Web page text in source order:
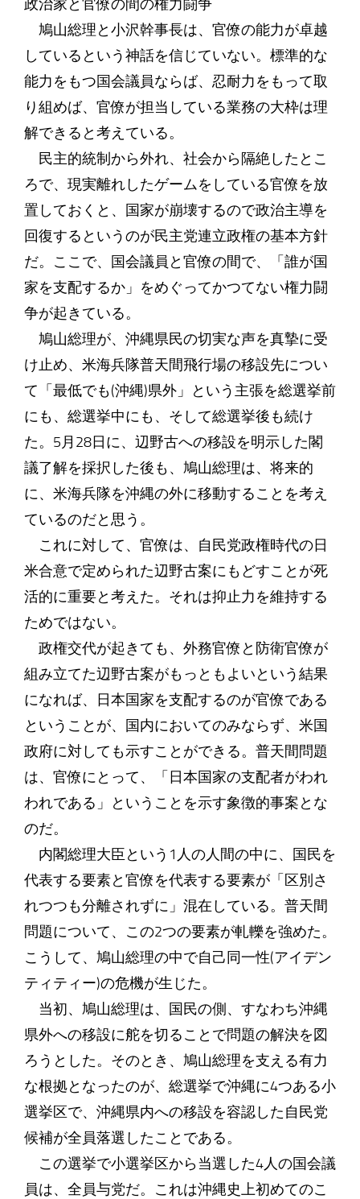
政治家と官僚の間の権力闘争
鳩山総理と小沢幹事長は、官僚の能力が卓越
しているという神話を信じていない。標準的な
能力をもつ国会議員ならば、忍耐力をもって取
り組めば、官僚が担当している業務の大枠は理
解できると考えている。
民主的統制から外れ、社会から隔絶したとこ
ろで、現実離れしたゲームをしている官僚を放
置しておくと、国家が崩壊するので政治主導を
回復するというのが民主党連立政権の基本方針
だ。ここで、国会議員と官僚の間で、「誰が国
家を支配するか」をめぐってかつてない権力闘
争が起きている。
鳩山総理が、沖縄県民の切実な声を真摯に受
け止め、米海兵隊普天間飛行場の移設先につい
て「最低でも(沖縄)県外」という主張を総選挙前
にも、総選挙中にも、そして総選挙後も続け
た。5月28日に、辺野古への移設を明示した閣
議了解を採択した後も、鳩山総理は、将来的
に、米海兵隊を沖縄の外に移動することを考え
ているのだと思う。
これに対して、官僚は、自民党政権時代の日
米合意で定められた辺野古案にもどすことが死
活的に重要と考えた。それは抑止力を維持する
ためではない。
政権交代が起きても、外務官僚と防衛官僚が
組み立てた辺野古案がもっともよいという結果
になれば、日本国家を支配するのが官僚である
ということが、国内においてのみならず、米国
政府に対しても示すことができる。普天間問題
は、官僚にとって、「日本国家の支配者がわれ
われである」ということを示す象徴的事案とな
のだ。
内閣総理大臣という1人の人間の中に、国民を
代表する要素と官僚を代表する要素が「区別さ
れつつも分離されずに」混在している。普天間
問題について、この2つの要素が軋轢を強めた。
こうして、鳩山総理の中で自己同一性(アイデン
ティティー)の危機が生じた。
当初、鳩山総理は、国民の側、すなわち沖縄
県外への移設に舵を切ることで問題の解決を図
ろうとした。そのとき、鳩山総理を支える有力
な根拠となったのが、総選挙で沖縄に4つある小
選挙区で、沖縄県内への移設を容認した自民党
候補が全員落選したことである。
この選挙で小選挙区から当選した4人の国会議
員は、全員与党だ。これは沖縄史上初めてのこ